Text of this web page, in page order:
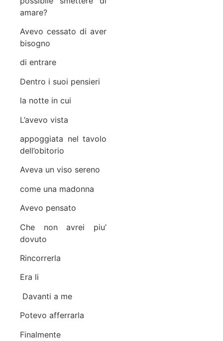
amare?
Avevo cessato di aver
bisogno
di entrare
Dentro i suoi pensieri
la notte in cui
L’avevo vista
appoggiata nel tavolo
dell’obitorio
Aveva un viso sereno
come una madonna
Avevo pensato
Che non avrei piu’
dovuto
Rincorrerla
Era li
Davanti a me
Potevo afferrarla
Finalmente